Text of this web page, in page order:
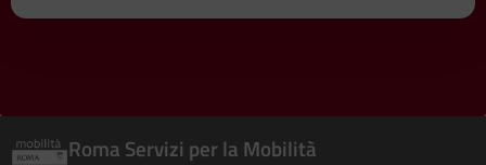
Roma Servizi per la Mobilità